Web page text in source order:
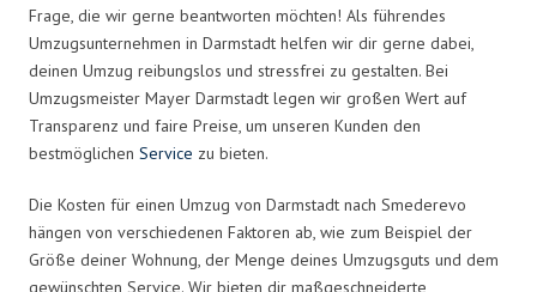
Frage, die wir gerne beantworten möchten! Als führendes
Umzugsunternehmen in Darmstadt helfen wir dir gerne dabei,
deinen Umzug reibungslos und stressfrei zu gestalten. Bei
Umzugsmeister Mayer Darmstadt legen wir großen Wert auf
Transparenz und faire Preise, um unseren Kunden den
bestmöglichen Service zu bieten.
Die Kosten für einen Umzug von Darmstadt nach Smederevo
hängen von verschiedenen Faktoren ab, wie zum Beispiel der
Größe deiner Wohnung, der Menge deines Umzugsguts und dem
gewünschten Service. Wir bieten dir maßgeschneiderte